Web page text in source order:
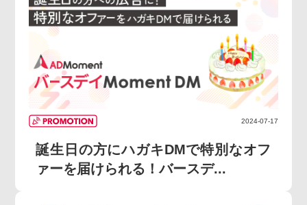
2024-07-17
誕生日の方にハガキDMで特別なオフ
ァーを届けられる！バースデ...